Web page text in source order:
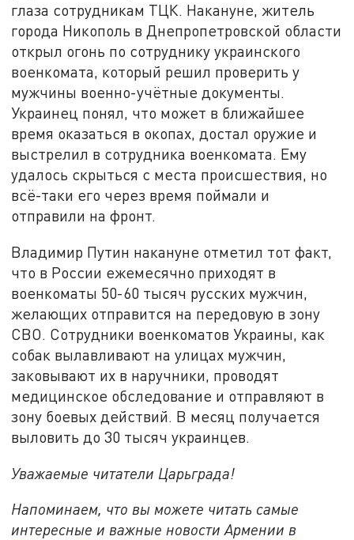
глаза сотрудникам ТЦК. Накануне, житель
города Никополь в Днепропетровской области
открыл огонь по сотруднику украинского
военкомата, который решил проверить у
мужчины военно-учётные документы.
Украинец понял, что может в ближайшее
время оказаться в окопах, достал оружие и
выстрелил в сотрудника военкомата. Ему
удалось скрыться с места происшествия, но
всё-таки его через время поймали и
отправили на фронт.
Владимир Путин накануне отметил тот факт,
что в России ежемесячно приходят в
военкоматы 50-60 тысяч русских мужчин,
желающих отправится на передовую в зону
СВО. Сотрудники военкоматов Украины, как
собак вылавливают на улицах мужчин,
заковывают их в наручники, проводят
медицинское обследование и отправляют в
зону боевых действий. В месяц получается
выловить до 30 тысяч украинцев.
Уважаемые читатели Царьграда!
Напоминаем, что вы можете читать самые
интересные и важные новости Армении в